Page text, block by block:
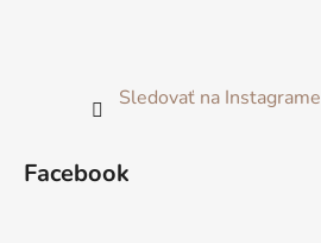
Sledovať na Instagrame
Facebook